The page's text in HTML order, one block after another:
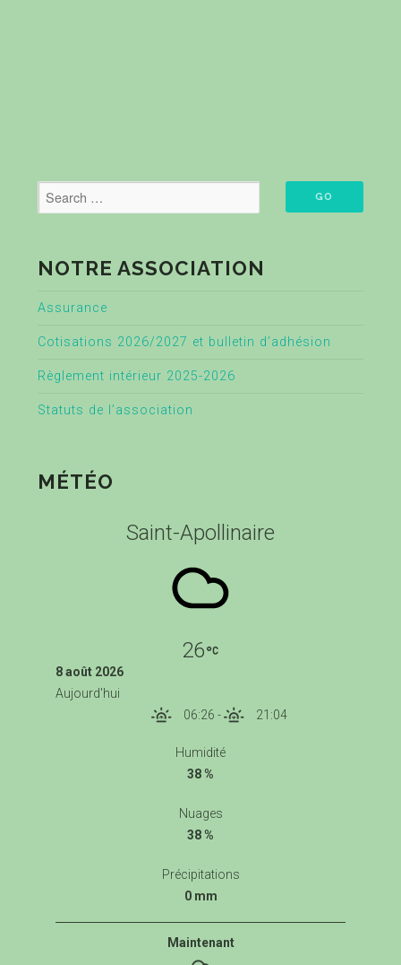
NOTRE ASSOCIATION
Assurance
Cotisations 2026/2027 et bulletin d’adhésion
Règlement intérieur 2025-2026
Statuts de l’association
MÉTÉO
Saint-Apollinaire
26
8 août 2026
Aujourd'hui
06:26 - 21:04
Humidité
38 %
Nuages
38 %
Précipitations
0 mm
Maintenant